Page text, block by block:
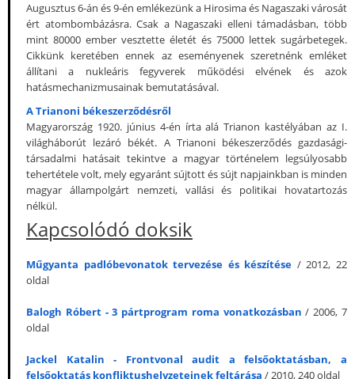
Augusztus 6-án és 9-én emlékezünk a Hirosima és Nagaszaki városát
ért atombombázásra. Csak a Nagaszaki elleni támadásban, több
mint 80000 ember vesztette életét és 75000 lettek sugárbetegek.
Cikkünk keretében ennek az eseményenek szeretnénk emléket
állítani a nukleáris fegyverek működési elvének és azok
hatásmechanizmusainak bemutatásával.
A Trianoni békeszerződésről
Magyarország 1920. június 4-én írta alá Trianon kastélyában az I.
világháborút lezáró békét. A Trianoni békeszerződés gazdasági-
társadalmi hatásait tekintve a magyar történelem legsúlyosabb
tehertétele volt, mely egyaránt sújtott és sújt napjainkban is minden
magyar állampolgárt nemzeti, vallási és politikai hovatartozás
nélkül.
Kapcsolódó doksik
Műgyanta padlóbevonatok tervezése és készítése / 2012, 22
oldal
Balogh Róbert - 3 pártprogram roma vonatkozásban / 2006, 7
oldal
Jackel Katalin - Frontvonal audit a felsőoktatásban, a
felsőoktatás konfliktushelyzeteinek feltárása / 2010, 240 oldal